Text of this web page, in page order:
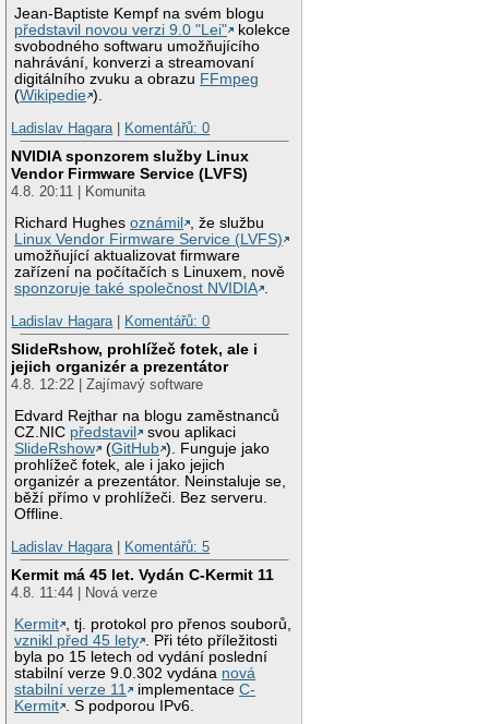
Jean-Baptiste Kempf na svém blogu
představil novou verzi 9.0 "Lei"
kolekce
svobodného softwaru umožňujícího
nahrávání, konverzi a streamovaní
digitálního zvuku a obrazu FFmpeg
(Wikipedie ).
Ladislav Hagara
Komentářů: 0
NVIDIA sponzorem služby Linux
Vendor Firmware Service (LVFS)
4.8. 20:11 | Komunita
Richard Hughesoznámil
, že službu
Linux Vendor Firmware Service (LVFS)
umožňující aktualizovat firmware
zařízení na počítačích s Linuxem, nově
sponzoruje také společnost NVIDIA .
Ladislav Hagara | Komentářů: 0
SlideRshow, prohlížeč fotek, ale i
jejich organizér a prezentátor
4.8. 12:22 | Zajímavý software
Edvard Rejthar na blogu zaměstnanců
CZ.NIC představil
svou aplikaci
SlideRshow
(GitHub ). Funguje jako
prohlížeč fotek, ale i jako jejich
organizér a prezentátor. Neinstaluje se,
běží přímo v prohlížeči. Bez serveru.
Offline.
Ladislav Hagara | Komentářů: 5
Kermit má 45 let. Vydán C-Kermit 11
4.8. 11:44 | Nová verze
Kermit , tj. protokol pro přenos souborů,
vznikl před 45 lety . Při této příležitosti
byla po 15 letech od vydání poslední
stabilní verze 9.0.302 vydána nová
stabilní verze 11
implementaceC-
Kermit . S podporou IPv6.